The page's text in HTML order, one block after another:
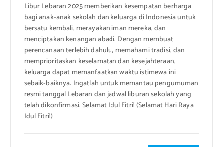
Libur Lebaran 2025 memberikan kesempatan berharga
bagi anak-anak sekolah dan keluarga di Indonesia untuk
bersatu kembali, merayakan iman mereka, dan
menciptakan kenangan abadi. Dengan membuat
perencanaan terlebih dahulu, memahami tradisi, dan
memprioritaskan keselamatan dan kesejahteraan,
keluarga dapat memanfaatkan waktu istimewa ini
sebaik-baiknya. Ingatlah untuk memantau pengumuman
resmi tanggal Lebaran dan jadwal liburan sekolah yang
telah dikonfirmasi. Selamat Idul Fitri! (Selamat Hari Raya
Idul Fitri!)